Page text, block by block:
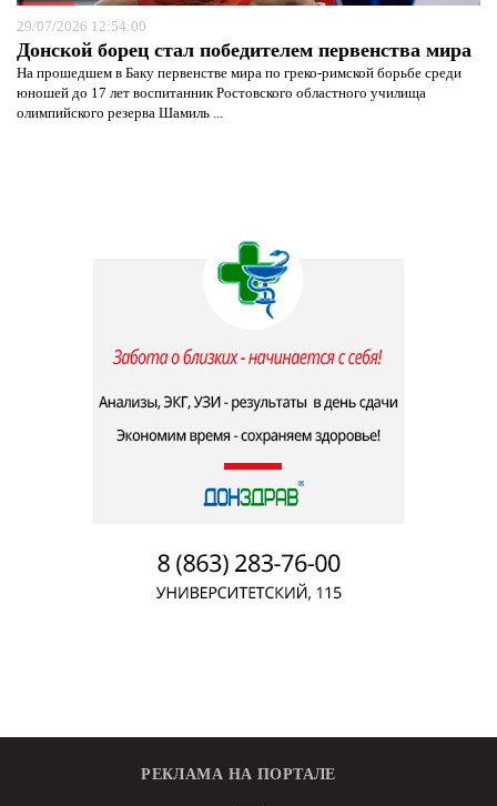
29/07/2026 12:54:00
Донской борец стал победителем первенства мира
На прошедшем в Баку первенстве мира по греко-римской борьбе среди
юношей до 17 лет воспитанник Ростовского областного училища
олимпийского резерва Шамиль ...
РЕКЛАМА НА ПОРТАЛЕ